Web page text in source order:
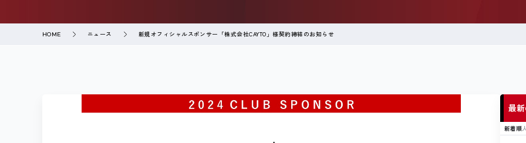
HOME ニュース 新規オフィシャルスポンサー「株式会社CAYTO」様契約締結のお知らせ
最
新着順